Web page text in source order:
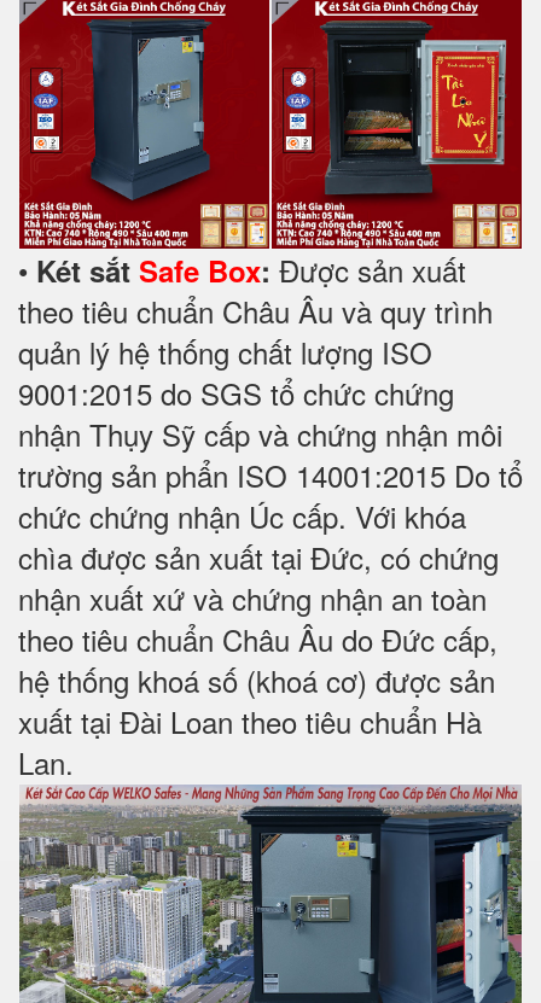
• Két sắt Safe Box: Được sản xuất
theo tiêu chuẩn Châu Âu và quy trình
quản lý hệ thống chất lượng ISO
9001:2015 do SGS tổ chức chứng
nhận Thụy Sỹ cấp và chứng nhận môi
trường sản phẩn ISO 14001:2015 Do tổ
chức chứng nhận Úc cấp. Với khóa
chìa được sản xuất tại Đức, có chứng
nhận xuất xứ và chứng nhận an toàn
theo tiêu chuẩn Châu Âu do Đức cấp,
hệ thống khoá số (khoá cơ) được sản
xuất tại Đài Loan theo tiêu chuẩn Hà
Lan.